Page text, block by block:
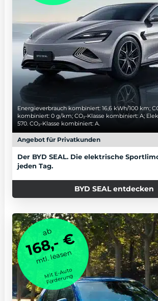
Energieverbrauch kombiniert: 16,6 kWh/100 km;
kombiniert: 0 g/km; CO₂-Klasse kombiniert: A;
570. CO₂-Klasse kombiniert: A.
Angebot für Privatkunden
Der BYD SEAL. Die elektrische
jeden Tag.
BYD SEAL entdecken
ab
168,- €
mtl. leasen
Mit E-Auto
Förderung